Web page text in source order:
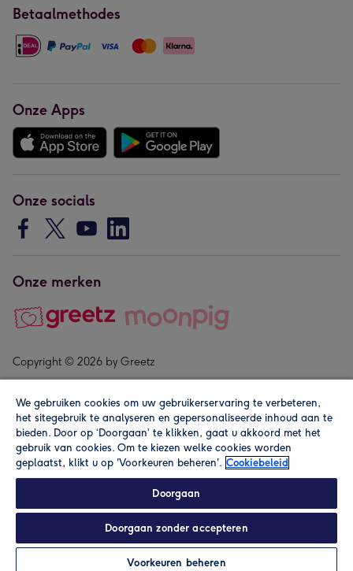
Personaliseren
Betaalmethodes
Onze Apps
Onze socials
Onze merken
Copyright © 2026 by Greetz
Alle prijzen zijn inclusief btw en andere heffingen. Lees de
We gebruiken cookies om uw gebruikerservaring te verbeteren,
het sitegebruik te analyseren en gepersonaliseerde inhoud aan te
bieden. Door op ‘Doorgaan’ te klikken, gaat u akkoord met het
gebruik van cookies. Om te kiezen welke cookies worden
geplaatst, klikt u op 'Voorkeuren beheren'. Cookiebeleid
Doorgaan
Doorgaan zonder accepteren
Voorkeuren beheren